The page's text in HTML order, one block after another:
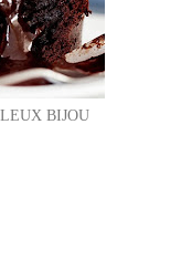
BIJOU